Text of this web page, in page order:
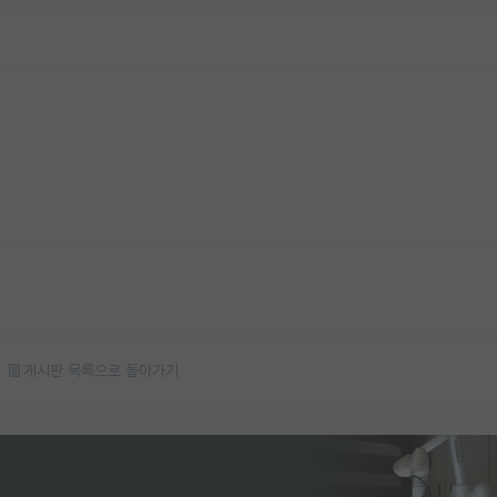
게시판 목록으로 돌아가기